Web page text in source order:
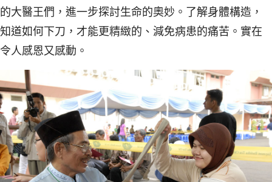
的大醫王們，進一步探討生命的奧妙。了解身體構造，
知道如何下刀，才能更精緻的、減免病患的痛苦。實在
令人感恩又感動。